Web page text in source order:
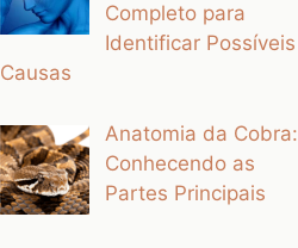
Completo para
Identificar Possíveis
Causas
Anatomia da Cobra:
Conhecendo as
Partes Principais